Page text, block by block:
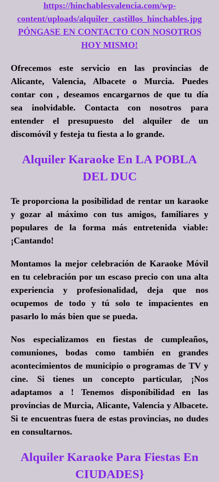
https://hinchablesvalencia.com/wp-
content/uploads/alquiler_castillos_hinchables.jpg
PÓNGASE EN CONTACTO CON NOSOTROS
HOY MISMO!
Ofrecemos este servicio en las provincias de
Alicante, Valencia, Albacete o Murcia. Puedes
contar con , deseamos encargarnos de que tu día
sea inolvidable. Contacta con nosotros para
entender el presupuesto del alquiler de un
discomóvil y festeja tu fiesta a lo grande.
Alquiler Karaoke En LA POBLA
DEL DUC
Te proporciona la posibilidad de rentar un karaoke
y gozar al máximo con tus amigos, familiares y
populares de la forma más entretenida viable:
¡Cantando!
Montamos la mejor celebración de Karaoke Móvil
en tu celebración por un escaso precio con una alta
experiencia y profesionalidad, deja que nos
ocupemos de todo y tú solo te impacientes en
pasarlo lo más bien que se pueda.
Nos especializamos en fiestas de cumpleaños,
comuniones, bodas como también en grandes
acontecimientos de municipio o programas de TV y
cine. Si tienes un concepto particular, ¡Nos
adaptamos a ! Tenemos disponibilidad en las
provincias de Murcia, Alicante, Valencia y Albacete.
Si te encuentras fuera de estas provincias, no dudes
en consultarnos.
Alquiler Karaoke Para Fiestas En
CIUDADES}